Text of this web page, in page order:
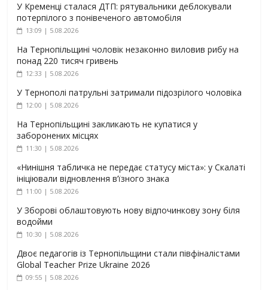
У Кременці сталася ДТП: рятувальники деблокували
потерпілого з понівеченого автомобіля
13:09 | 5.08.2026
На Тернопільщині чоловік незаконно виловив рибу на
понад 220 тисяч гривень
12:33 | 5.08.2026
У Тернополі патрульні затримали підозрілого чоловіка
12:00 | 5.08.2026
На Тернопільщині закликають не купатися у
заборонених місцях
11:30 | 5.08.2026
«Нинішня табличка не передає статусу міста»: у Скалаті
ініціювали відновлення в’їзного знака
11:00 | 5.08.2026
У Зборові облаштовують нову відпочинкову зону біля
водойми
10:30 | 5.08.2026
Двоє педагогів із Тернопільщини стали півфіналістами
Global Teacher Prize Ukraine 2026
09:55 | 5.08.2026